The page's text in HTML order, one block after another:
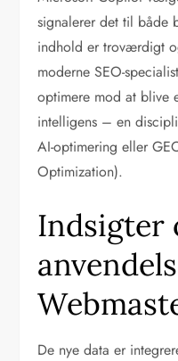
signalerer det til både
indhold er troværdigt
moderne SEO-
optimere mod at blive
intelligens – en
AI-optimering eller
Optimization).
Indsigter
De nye data er